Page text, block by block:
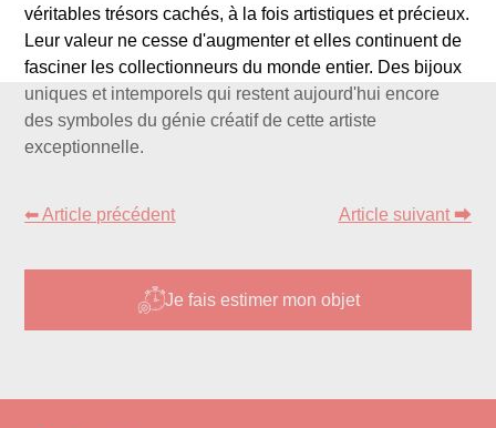
véritables trésors cachés, à la fois artistiques et précieux.
Leur valeur ne cesse d'augmenter et elles continuent de
fasciner les collectionneurs du monde entier. Des bijoux
uniques et intemporels qui restent aujourd'hui encore
des symboles du génie créatif de cette artiste
exceptionnelle.
⬅ Article précédent Article suivant ⮕
Je fais estimer mon objet